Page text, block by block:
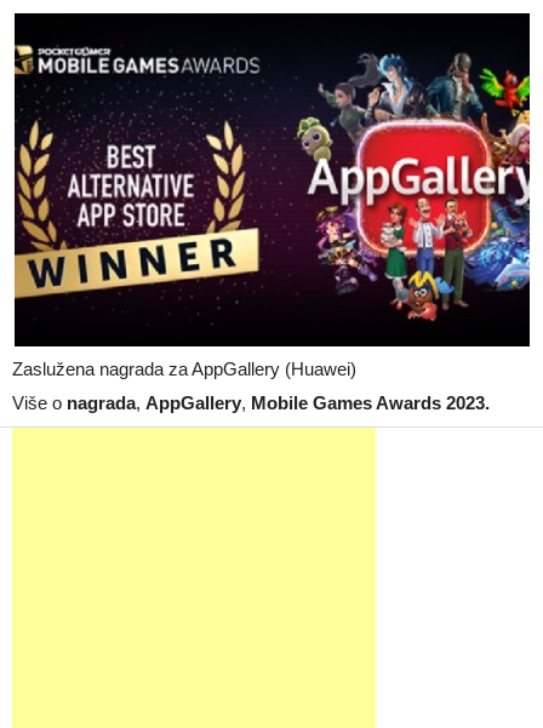
Zaslužena nagrada za AppGallery (Huawei)
Više o nagrada, AppGallery, Mobile Games Awards 2023.